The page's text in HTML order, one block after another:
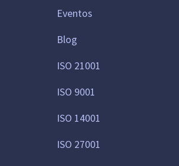
Eventos
Blog
ISO 21001
ISO 9001
ISO 14001
ISO 27001